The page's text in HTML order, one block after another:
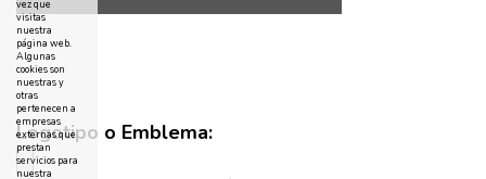
Logotipo o Emblema:
vez que
visitas
nuestra
página web.
Algunas
cookies son
nuestras y
otras
pertenecen a
empresas
externas que
prestan
servicios para
nuestra